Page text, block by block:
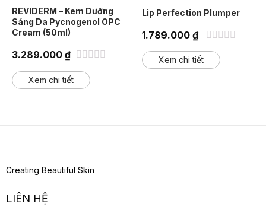
REVIDERM – Kem Dưỡng
Sáng Da Pycnogenol OPC
Cream (50ml)
xếp
hạng
3.289.000 ₫
Xem chi tiết
Lip Perfection Plumper
Được
xếp
hạng
1.789.000 ₫
Xem chi tiết
Creating Beautiful Skin
LIÊN HỆ